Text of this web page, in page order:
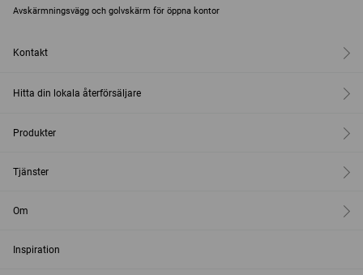
Avskärmningsvägg och golvskärm för öppna kontor
Kontakt
Hitta din lokala återförsäljare
Produkter
Tjänster
Om
Inspiration